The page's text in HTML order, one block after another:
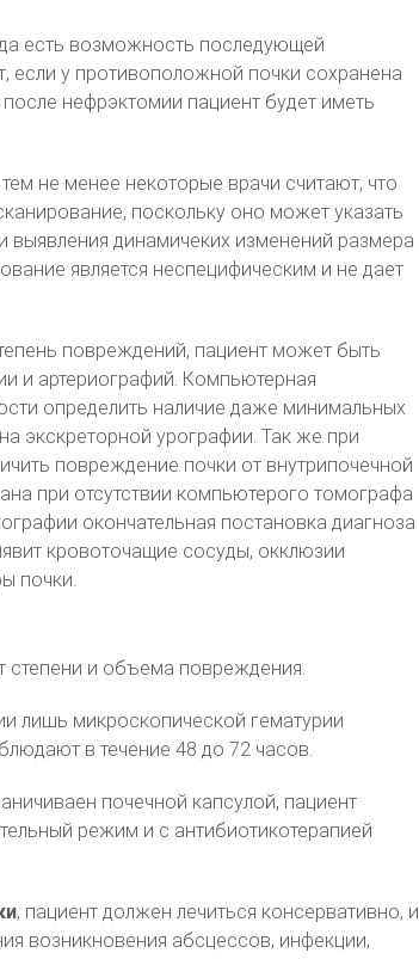
есть возможность последующей
если у противоположной почки сохранена
нефрэктомии пациент будет иметь
не менее некоторые врачи считают, что
поскольку оно может указать
динамичеких изменений размера
является неспецифическим и не дает
повреждений, пациент может быть
и артериографий. Компьютерная
определить наличие даже минимальных
экскреторной урографии. Так же при
повреждение почки от внутрипочечной
при отсутствии компьютерого томографа
окончательная постановка диагноза
кровоточащие сосуды, окклюзии
почки.
степени и объема повреждения.
лишь микроскопической гематурии
в течение 48 до 72 часов.
почечной капсулой, пациент
режим и с антибиотикотерапией
, пациент должен лечиться консервативно, и
возникновения абсцессов, инфекции,